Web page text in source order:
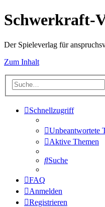
Schwerkraft-
Der Spieleverlag für
Zum Inhalt
Schnellzugriff
Unbeantwortete
Aktive Themen
Suche
FAQ
Anmelden
Registrieren